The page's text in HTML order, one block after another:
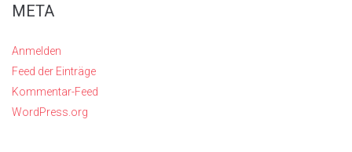
META
Anmelden
Feed der Einträge
Kommentar-Feed
WordPress.org